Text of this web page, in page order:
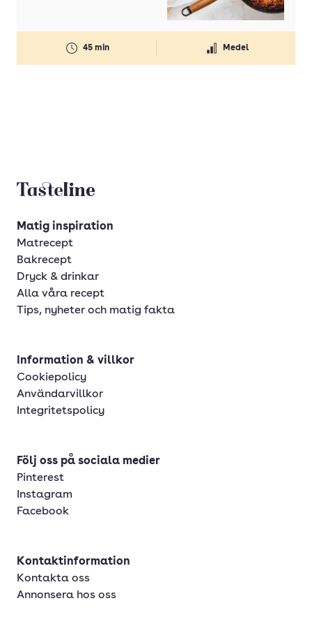
45 min Medel
Tasteline startsida
Matig inspiration
Matrecept
Bakrecept
Dryck & drinkar
Alla våra recept
Tips, nyheter och matig fakta
Information & villkor
Cookiepolicy
Användarvillkor
Integritetspolicy
Följ oss på sociala medier
Pinterest
Instagram
Facebook
Kontaktinformation
Kontakta oss
Annonsera hos oss